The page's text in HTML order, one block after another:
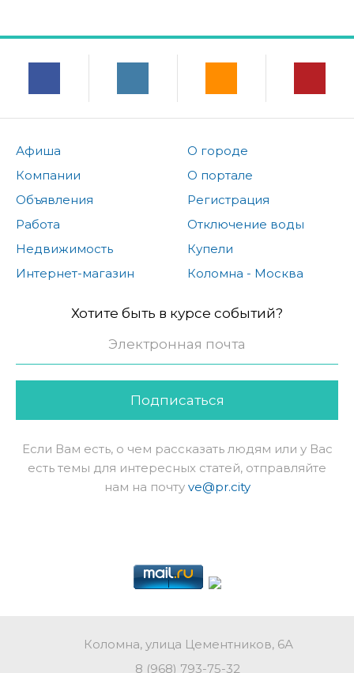
Афиша
Компании
Объявления
Работа
Недвижимость
Интернет-магазин
О городе
О портале
Регистрация
Отключение воды
Купели
Коломна - Москва
Хотите быть в курсе событий?
Подписаться
Если Вам есть, о чем рассказать людям или у Вас
есть темы для интересных статей, отправляйте
нам на почту ve@pr.city
Коломна, улица Цементников, 6А
8 (968) 793-75-32